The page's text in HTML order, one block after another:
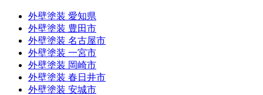
外壁塗装 愛知県
外壁塗装 豊田市
外壁塗装 名古屋市
外壁塗装 一宮市
外壁塗装 岡崎市
外壁塗装 春日井市
外壁塗装 安城市